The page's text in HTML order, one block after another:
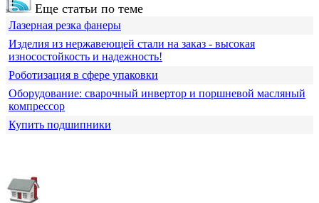
Еще статьи по теме
Лазерная резка фанеры
Изделия из нержавеющей стали на заказ - высокая
износостойкость и надежность!
Роботизация в сфере упаковки
Оборудование: сварочный инвертор и поршневой масляный
компрессор
Купить подшипники